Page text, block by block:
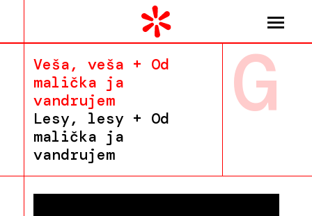
Veša, veša + Od
malička ja
vandrujem
Lesy, lesy + Od
malička ja
vandrujem
G